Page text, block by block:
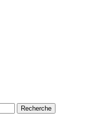
Recherche